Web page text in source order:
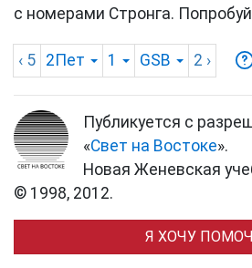
с номерами Стронга.
‹ 5 2Пет 1 GSB 2 ›
Публикуется с
«Свет на Востоке».
Новая Женевская
© 1998, 2012.
Я ХОЧУ